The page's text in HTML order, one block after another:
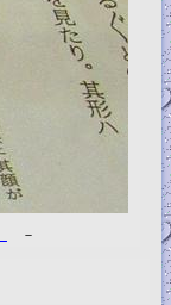
－